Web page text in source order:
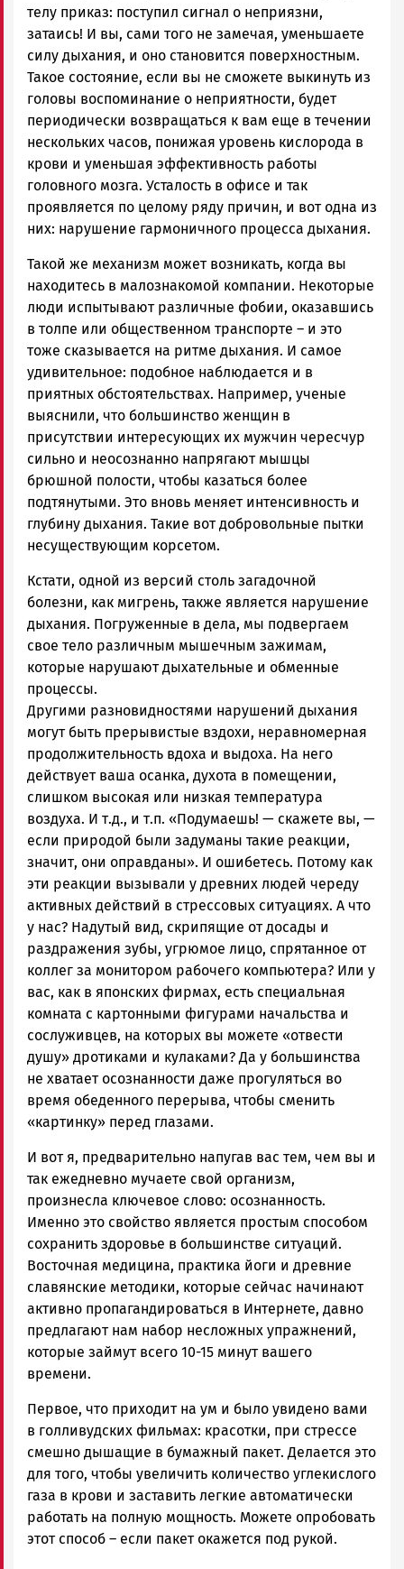
телу приказ: поступил сигнал о неприязни,
затаись! И вы, сами того не замечая, уменьшаете
силу дыхания, и оно становится поверхностным.
Такое состояние, если вы не сможете выкинуть из
головы воспоминание о неприятности, будет
периодически возвращаться к вам еще в течении
нескольких часов, понижая уровень кислорода в
крови и уменьшая эффективность работы
головного мозга. Усталость в офисе и так
проявляется по целому ряду причин, и вот одна из
них: нарушение гармоничного процесса дыхания.
Такой же механизм может возникать, когда вы
находитесь в малознакомой компании. Некоторые
люди испытывают различные фобии, оказавшись
в толпе или общественном транспорте – и это
тоже сказывается на ритме дыхания. И самое
удивительное: подобное наблюдается и в
приятных обстоятельствах. Например, ученые
выяснили, что большинство женщин в
присутствии интересующих их мужчин чересчур
сильно и неосознанно напрягают мышцы
брюшной полости, чтобы казаться более
подтянутыми. Это вновь меняет интенсивность и
глубину дыхания. Такие вот добровольные пытки
несуществующим корсетом.
Кстати, одной из версий столь загадочной
болезни, как мигрень, также является нарушение
дыхания. Погруженные в дела, мы подвергаем
свое тело различным мышечным зажимам,
которые нарушают дыхательные и обменные
процессы.
Другими разновидностями нарушений дыхания
могут быть прерывистые вздохи, неравномерная
продолжительность вдоха и выдоха. На него
действует ваша осанка, духота в помещении,
слишком высокая или низкая температура
воздуха. И т.д., и т.п. «Подумаешь! — скажете вы, —
если природой были задуманы такие реакции,
значит, они оправданы». И ошибетесь. Потому как
эти реакции вызывали у древних людей череду
активных действий в стрессовых ситуациях. А что
у нас? Надутый вид, скрипящие от досады и
раздражения зубы, угрюмое лицо, спрятанное от
коллег за монитором рабочего компьютера? Или у
вас, как в японских фирмах, есть специальная
комната с картонными фигурами начальства и
сослуживцев, на которых вы можете «отвести
душу» дротиками и кулаками? Да у большинства
не хватает осознанности даже прогуляться во
время обеденного перерыва, чтобы сменить
«картинку» перед глазами.
И вот я, предварительно напугав вас тем, чем вы и
так ежедневно мучаете свой организм,
произнесла ключевое слово: осознанность.
Именно это свойство является простым способом
сохранить здоровье в большинстве ситуаций.
Восточная медицина, практика йоги и древние
славянские методики, которые сейчас начинают
активно пропагандироваться в Интернете, давно
предлагают нам набор несложных упражнений,
которые займут всего 10-15 минут вашего
времени.
Первое, что приходит на ум и было увидено вами
в голливудских фильмах: красотки, при стрессе
смешно дышащие в бумажный пакет. Делается это
для того, чтобы увеличить количество углекислого
газа в крови и заставить легкие автоматически
работать на полную мощность. Можете опробовать
этот способ – если пакет окажется под рукой.